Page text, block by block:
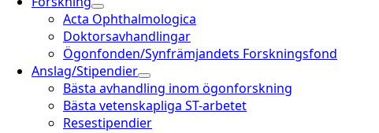
Acta Ophthalmologica
Doktorsavhandlingar
Ögonfonden/Synfrämjandets Forskningsfond
Anslag/Stipendier
Bästa avhandling inom ögonforskning
Bästa vetenskapliga ST-arbetet
Resestipendier